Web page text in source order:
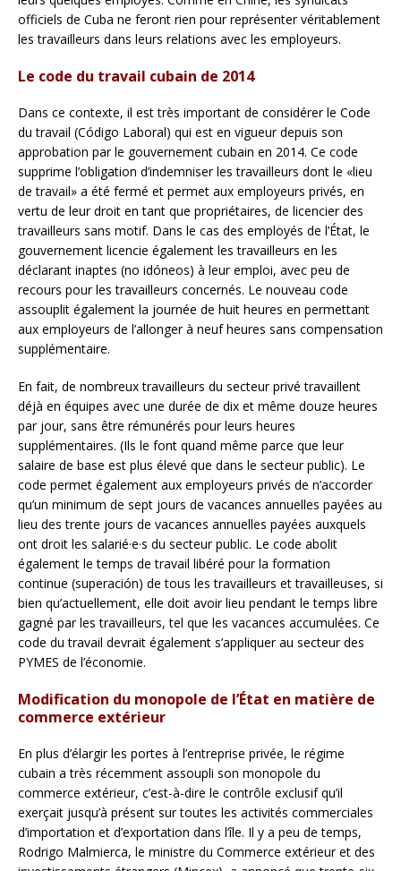
officiels de Cuba ne feront rien pour représenter véritablement
les travailleurs dans leurs relations avec les employeurs.
Le code du travail cubain de 2014
Dans ce contexte, il est très important de considérer le Code
du travail (Código Laboral) qui est en vigueur depuis son
approbation par le gouvernement cubain en 2014. Ce code
supprime l’obligation d’indemniser les travailleurs dont le «lieu
de travail» a été fermé et permet aux employeurs privés, en
vertu de leur droit en tant que propriétaires, de licencier des
travailleurs sans motif. Dans le cas des employés de l’État, le
gouvernement licencie également les travailleurs en les
déclarant inaptes (no idóneos) à leur emploi, avec peu de
recours pour les travailleurs concernés. Le nouveau code
assouplit également la journée de huit heures en permettant
aux employeurs de l’allonger à neuf heures sans compensation
supplémentaire.
En fait, de nombreux travailleurs du secteur privé travaillent
déjà en équipes avec une durée de dix et même douze heures
par jour, sans être rémunérés pour leurs heures
supplémentaires. (Ils le font quand même parce que leur
salaire de base est plus élevé que dans le secteur public). Le
code permet également aux employeurs privés de n’accorder
qu’un minimum de sept jours de vacances annuelles payées au
lieu des trente jours de vacances annuelles payées auxquels
ont droit les salarié·e·s du secteur public. Le code abolit
également le temps de travail libéré pour la formation
continue (superación) de tous les travailleurs et travailleuses, si
bien qu’actuellement, elle doit avoir lieu pendant le temps libre
gagné par les travailleurs, tel que les vacances accumulées. Ce
code du travail devrait également s’appliquer au secteur des
PYMES de l’économie.
Modification du monopole de l’État en matière de
commerce extérieur
En plus d’élargir les portes à l’entreprise privée, le régime
cubain a très récemment assoupli son monopole du
commerce extérieur, c’est-à-dire le contrôle exclusif qu’il
exerçait jusqu’à présent sur toutes les activités commerciales
d’importation et d’exportation dans l’île. Il y a peu de temps,
Rodrigo Malmierca, le ministre du Commerce extérieur et des